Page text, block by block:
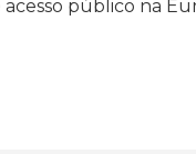
público na